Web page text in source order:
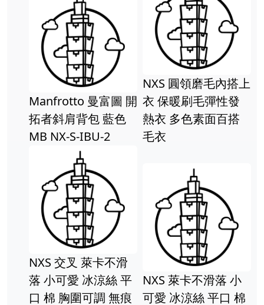
曼富圖 開
肩背包 藍色
S-IBU-2
NXS 圓領磨毛內搭上
衣 保暖刷毛彈性發
熱衣 多色素面百搭
毛衣
叉 萊卡不滑
愛 冰涼絲 平
圍可調 無痕
NXS 萊卡不滑落 小
可愛 冰涼絲 平口 棉
NXS 不
小可愛
性 內搭
NXS 前
背心 細